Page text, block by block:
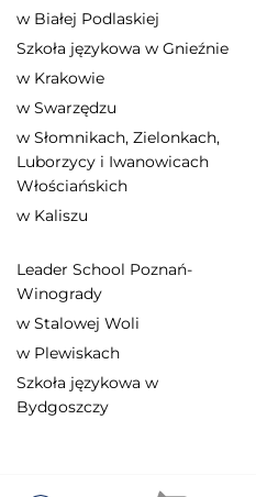
w Białej Podlaskiej
Szkoła językowa w Gnieźnie
w Krakowie
w Swarzędzu
w Słomnikach, Zielonkach,
Luborzycy i Iwanowicach
Włościańskich
w Kaliszu
Leader School Poznań-
Winogrady
w Stalowej Woli
w Plewiskach
Szkoła językowa w
Bydgoszczy